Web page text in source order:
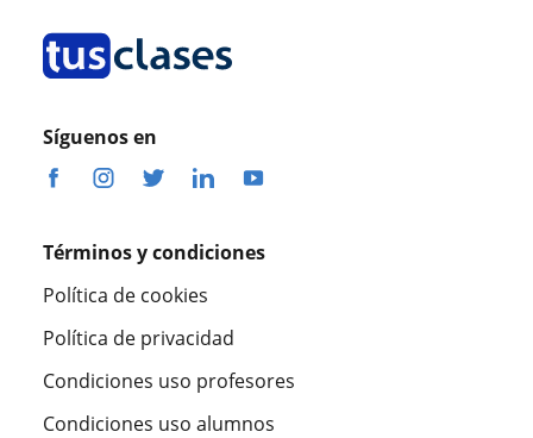
Síguenos en
Términos y condiciones
Política de cookies
Política de privacidad
Condiciones uso profesores
Condiciones uso alumnos